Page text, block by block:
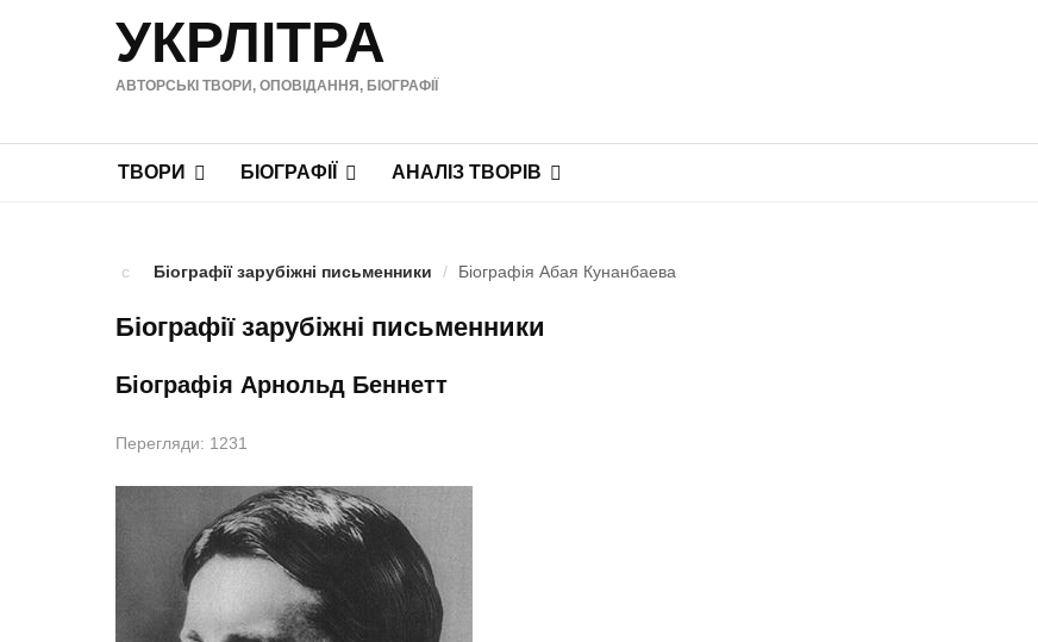
УКРЛІТРА
АВТОРСЬКІ ТВОРИ, ОПОВІДАННЯ, БІОГРАФІЇ
ТВОРИ БІОГРАФІЇ АНАЛІЗ ТВОРІВ
Біографії зарубіжні письменники / Біографія Абая Кунанбаева
Біографії зарубіжні письменники
Біографія Арнольд Беннетт
Перегляди: 1231